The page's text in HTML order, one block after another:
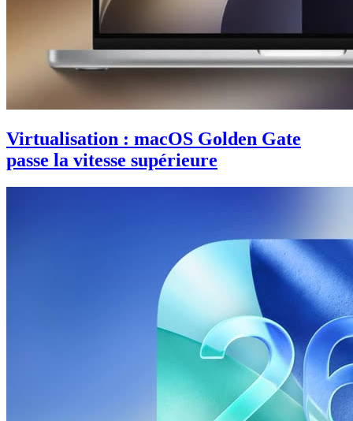
Virtualisation : macOS Golden Gate
passe la vitesse supérieure